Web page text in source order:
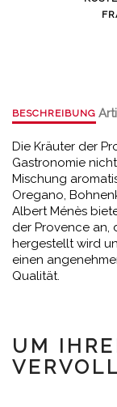
BESCHREIBUNG
Die Kräuter der
Gastronomie
Mischung
Oregano,
Albert Ménès
der Provence an,
hergestellt wird
einen
Qualität.
UM